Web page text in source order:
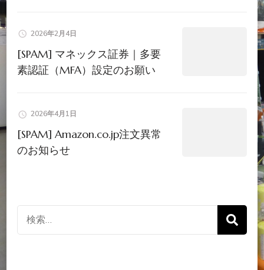
2026年2月4日
[SPAM] マネックス証券｜多要
素認証（MFA）設定のお願い
2026年4月1日
[SPAM] Amazon.co.jp注文異常
のお知らせ
検
索